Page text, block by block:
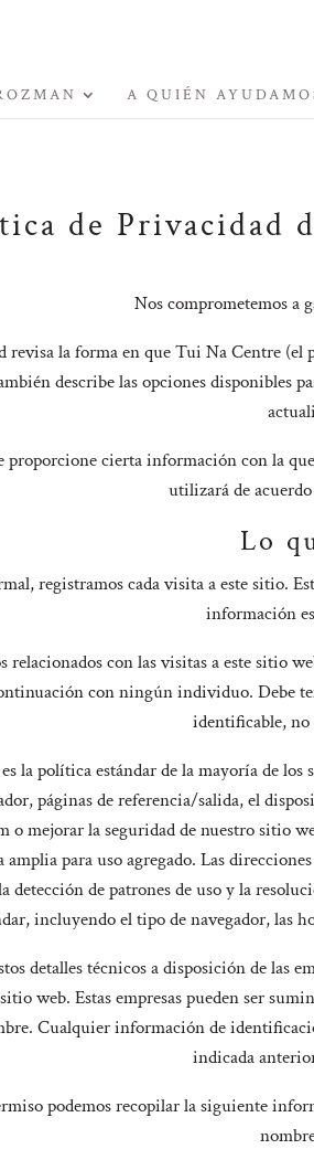
A QUIÉN
de Privacidad
Nos comprometemos a
revisa la forma en que Tui Na Centre
describe las opciones disponibles
proporcione cierta información con la
utilizará de
Lo
registramos cada visita a este sitio.
información
relacionados con las visitas a este
con ningún individuo. Debe
identificable, no
la política estándar de la mayoría de
páginas de referencia/salida, el
o mejorar la seguridad de nuestro sitio
para uso agregado. Las
detección de patrones de uso y la
incluyendo el tipo de navegador, las
detalles técnicos a disposición de las
web. Estas empresas pueden ser
Cualquier información de
indicada
podemos recopilar la siguiente